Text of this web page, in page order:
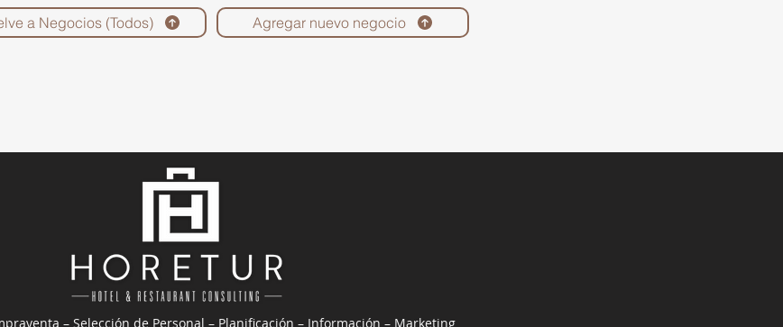
a Negocios (Todos) Agregar nuevo negocio
– Selección de Personal – Planificación – Información – Marketing